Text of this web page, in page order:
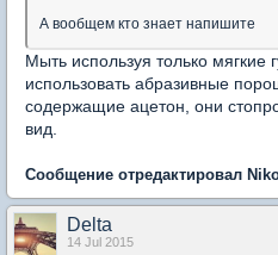
А вообщем кто знает напишите
Мыть используя только мягкие
использовать абразивные
содержащие ацетон, они
вид.
Сообщение отредактировал
Delta
14 Jul 2015